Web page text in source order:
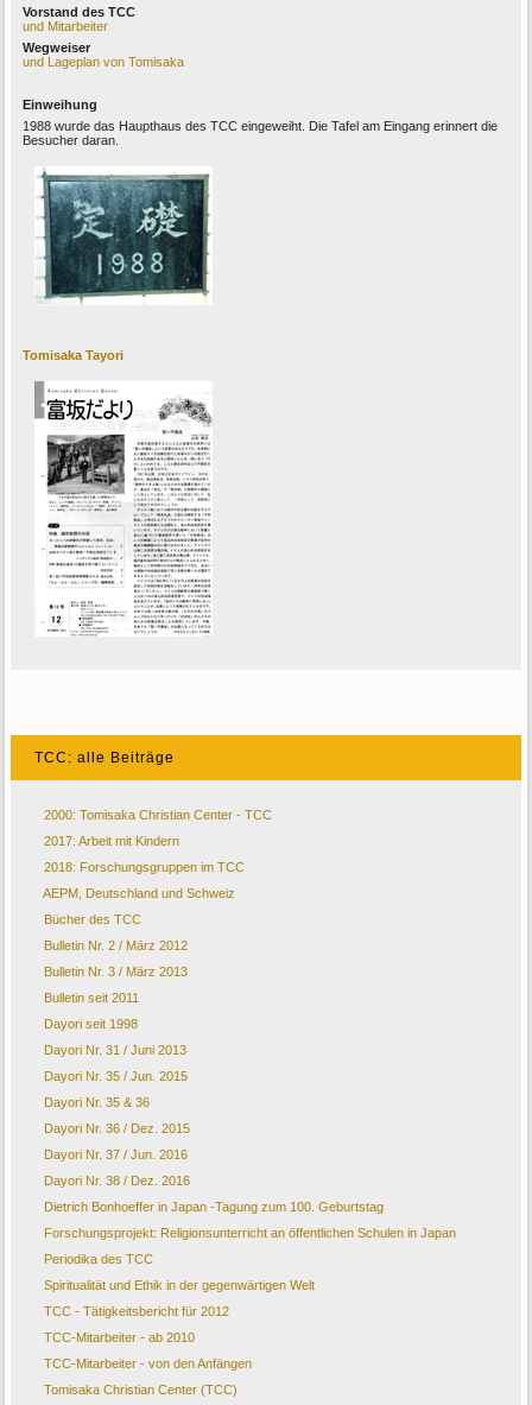
Vorstand des TCC
und Mitarbeiter
Wegweiser
und Lageplan von Tomisaka
Einweihung
1988 wurde das Haupthaus des TCC eingeweiht. Die Tafel am Eingang erinnert die
Besucher daran.
Tomisaka Tayori
TCC: alle Beiträge
2000: Tomisaka Christian Center - TCC
2017: Arbeit mit Kindern
2018: Forschungsgruppen im TCC
AEPM, Deutschland und Schweiz
Bücher des TCC
Bulletin Nr. 2 / März 2012
Bulletin Nr. 3 / März 2013
Bulletin seit 2011
Dayori seit 1998
Dayori Nr. 31 / Juni 2013
Dayori Nr. 35 / Jun. 2015
Dayori Nr. 35 & 36
Dayori Nr. 36 / Dez. 2015
Dayori Nr. 37 / Jun. 2016
Dayori Nr. 38 / Dez. 2016
Dietrich Bonhoeffer in Japan -Tagung zum 100. Geburtstag
Forschungsprojekt: Religionsunterricht an öffentlichen Schulen in Japan
Periodika des TCC
Spiritualität und Ethik in der gegenwärtigen Welt
TCC - Tätigkeitsbericht für 2012
TCC-Mitarbeiter - ab 2010
TCC-Mitarbeiter - von den Anfängen
Tomisaka Christian Center (TCC)